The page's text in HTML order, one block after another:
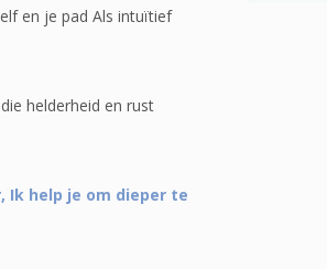
en je pad Als intuïtief
helderheid en rust
Ik help je om dieper te